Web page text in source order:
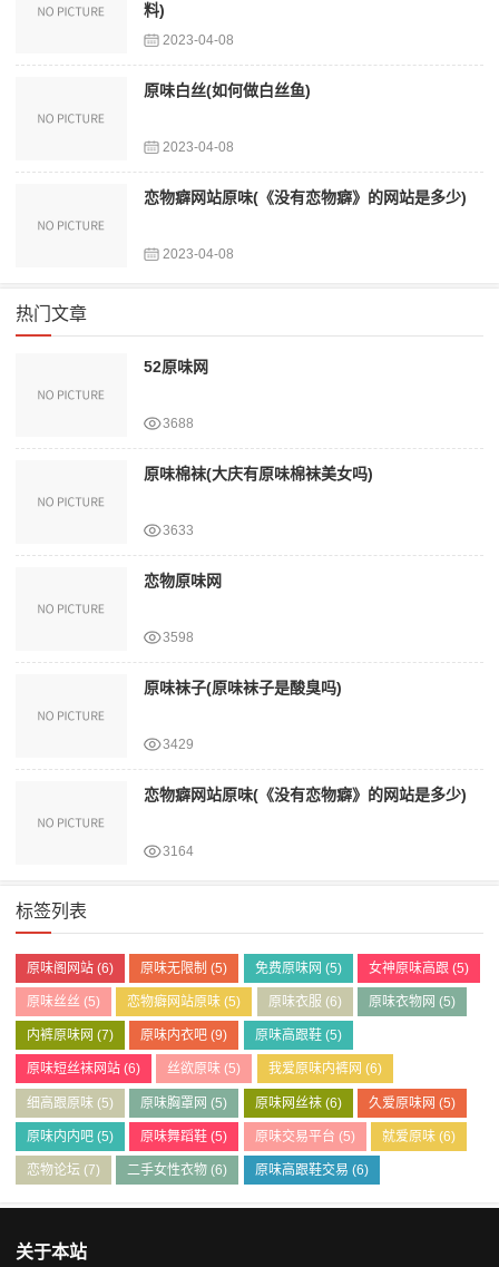
料)
2023-04-08
原味白丝(如何做白丝鱼)
2023-04-08
恋物癖网站原味(《没有恋物癖》的网站是多少)
2023-04-08
热门文章
52原味网
3688
原味棉袜(大庆有原味棉袜美女吗)
3633
恋物原味网
3598
原味袜子(原味袜子是酸臭吗)
3429
恋物癖网站原味(《没有恋物癖》的网站是多少)
3164
标签列表
原味阁网站 (6) 原味无限制 (5) 免费原味网 (5) 女神原味高跟(5)
原味丝丝 (5) 恋物癖网站原味 (5) 原味衣服 (6) 原味衣物网 (5)
内裤原味网 (7) 原味内衣吧 (9) 原味高跟鞋(5)
原味短丝袜网站 (6) 丝欲原味 (5) 我爱原味内裤网 (6)
细高跟原味 (5) 原味胸罩网 (5) 原味网丝袜(6) 久爱原味网 (5)
原味内内吧 (5) 原味舞蹈鞋 (5) 原味交易平台 (5) 就爱原味(6)
恋物论坛 (7) 二手女性衣物 (6) 原味高跟鞋交易 (6)
关于本站